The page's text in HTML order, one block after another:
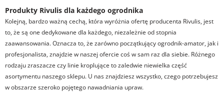
Produkty Rivulis dla każdego ogrodnika
Kolejną, bardzo ważną cechą, która wyróżnia ofertę producenta Rivulis, jest
to, że są one dedykowane dla każdego, niezależnie od stopnia
zaawansowania. Oznacza to, że zarówno początkujący ogrodnik-amator, jak i
profesjonalista, znajdzie w naszej ofercie coś w sam raz dla siebie. Różnego
rodzaju zraszacze czy linie kroplujące to zaledwie niewielka część
asortymentu naszego sklepu. U nas znajdziesz wszystko, czego potrzebujesz
w obszarze szeroko pojętego nawadniania upraw.